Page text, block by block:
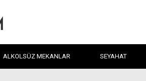
ALKOLSÜZ MEKANLAR SEYAHAT